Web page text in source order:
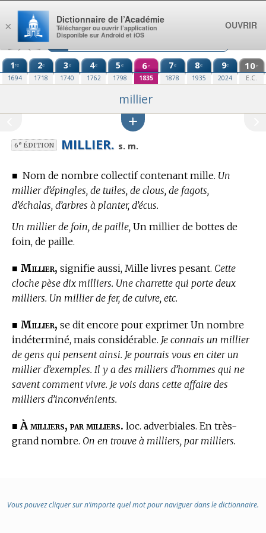
Aller au contenu
1re
1694
2e
1718
3e
1740
4e
1762
5e
1798
6e
1835
7e
1878
8e
1935
9e
2024
10e
E.C.
millier
6eÉDITION MILLIER. s. m.
■ Nom de nombre collectif contenant mille. Un
millier d’épingles, de tuiles, de clous, de fagots,
d’échalas, d’arbres à planter, d’écus.
Un millier de foin, de paille, Un millier de bottes de
foin, de paille.
■ Millier, signifie aussi, Mille livres pesant. Cette
cloche pèse dix milliers. Une charrette qui porte deux
milliers. Un millier de fer, de cuivre, etc.
■ Millier, se dit encore pour exprimer Un nombre
indéterminé, mais considérable. Je connais un millier
de gens qui pensent ainsi. Je pourrais vous en citer un
millier d’exemples. Il y a des milliers d’hommes qui ne
savent comment vivre. Je vois dans cette affaire des
milliers d’inconvénients.
■ À milliers, par milliers. loc. adverbiales. En très-
grand nombre. On en trouve à milliers, par milliers.
Vous pouvez cliquer sur n’importe quel mot pour naviguer dans le dictionnaire.
×
Dictionnaire de l’Académie
Télécharger ou ouvrir l’application
Disponible sur Android et iOS
OUVRIR